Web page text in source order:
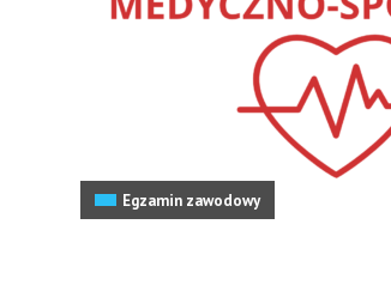
Egzamin zawodowy